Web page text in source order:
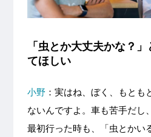
「虫とか大丈夫かな？
てほしい
小野：実はね、ぼく、もとも
ないんですよ。車も苦手だし
最初行った時も、「虫とかい